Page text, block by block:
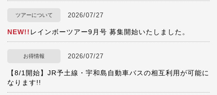
ツアーについて 2026/07/27
NEW!! レインボーツアー9月号 募集開始いたしました。
お得情報 2026/07/27
【8/1開始】JR予土線・宇和島自動車バスの相互利用が可能に
なります!!